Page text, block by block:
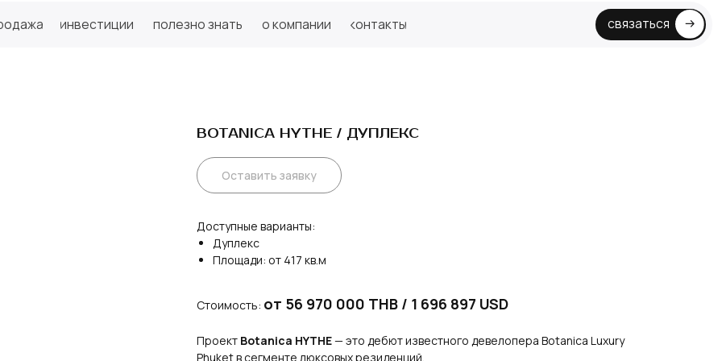
контакты
полезно знать о компании
инвестиции контакты
полезно знать о компании
инвестиции
BOTANICA HYTHE / ДУПЛЕКС
Оставить заявку
Доступные варианты:
Дуплекс
Площади: от 417 кв.м
Стоимость: от 56 970 000 THB / 1 696 897 USD
Проект Botanica HYTHE— это дебют известного девелопера Botanica Luxury
Phuket в сегменте люксовых резиденций.